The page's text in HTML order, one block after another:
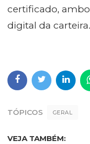
certificado,
digital da carteira.
TÓPICOS GERAL
VEJA TAMBÉM: